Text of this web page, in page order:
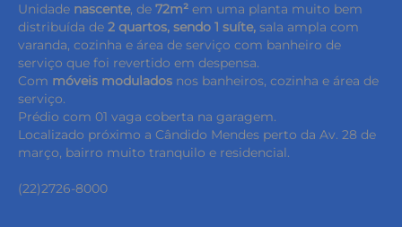
Unidade nascente, de 72m² em uma planta muito bem
distribuída de 2 quartos, sendo 1 suíte, sala ampla com
varanda, cozinha e área de serviço com banheiro de
serviço que foi revertido em despensa.
Com móveis modulados nos banheiros, cozinha e área de
serviço.
Prédio com 01 vaga coberta na garagem.
Localizado próximo a Cândido Mendes perto da Av. 28 de
março, bairro muito tranquilo e residencial.
(22)2726-8000